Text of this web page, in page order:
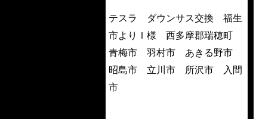
テスラ ダウンサス交換 福生
市よりＩ様 西多摩郡瑞穂町
青梅市 羽村市 あきる野市
昭島市 立川市 所沢市 入間
市